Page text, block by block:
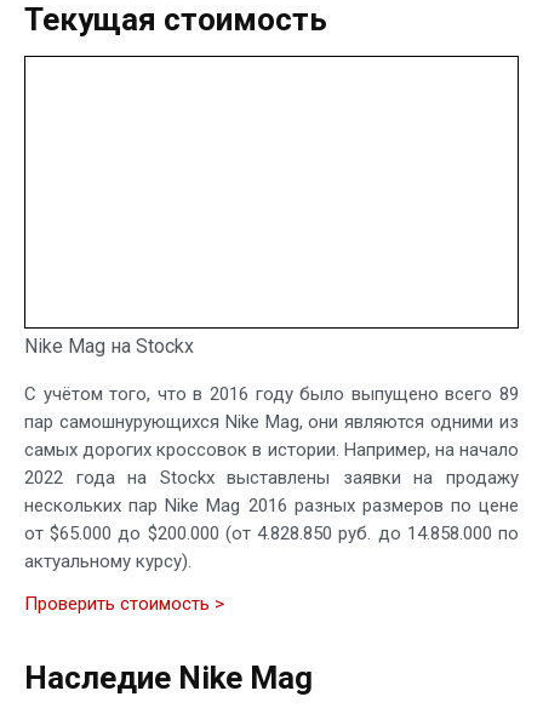
Текущая стоимость
Nike Mag на Stockx
С учётом того, что в 2016 году было выпущено всего 89
пар самошнурующихся Nike Mag, они являются одними из
самых дорогих кроссовок в истории. Например, на начало
2022 года на Stockx выставлены заявки на продажу
нескольких пар Nike Mag 2016 разных размеров по цене
от $65.000 до $200.000 (от 4.828.850 руб. до 14.858.000 по
актуальному курсу).
Проверить стоимость >
Наследие Nike Mag